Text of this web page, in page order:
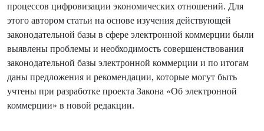
процессов цифровизации экономических отношений. Для
этого автором статьи на основе изучения действующей
законодательной базы в сфере электронной коммерции были
выявлены проблемы и необходимость совершенствования
законодательной базы электронной коммерции и по итогам
даны предложения и рекомендации, которые могут быть
учтены при разработке проекта Закона «Об электронной
коммерции» в новой редакции.